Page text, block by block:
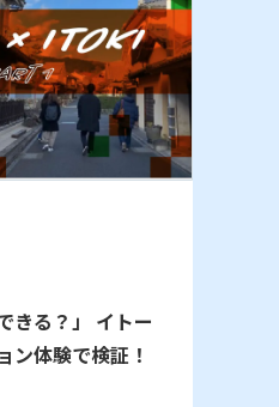
きる？」 イトー
ン体験で検証！